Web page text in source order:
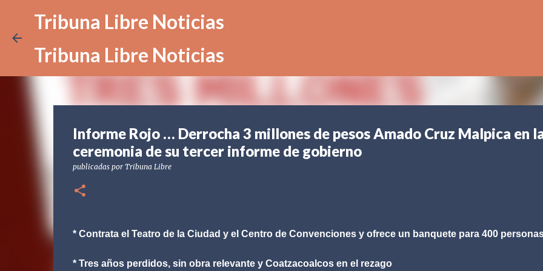
Tribuna Libre Noticias
Tribuna Libre Noticias
Informe Rojo … Derrocha 3 millones de pesos Amado Cruz Malpica en
ceremonia de su tercer informe de gobierno
publicadas por Tribuna Libre
* Contrata el Teatro de la Ciudad y el Centro de Convenciones y ofrece un banquete para 400
* Tres años perdidos, sin obra relevante y Coatzacoalcos en el rezago